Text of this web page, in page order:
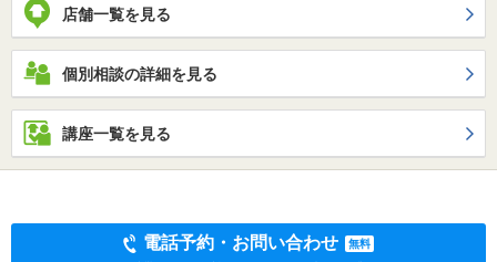
店舗一覧を見る
個別相談の詳細を見る
講座一覧を見る
電話予約・お問い合わせ
無料